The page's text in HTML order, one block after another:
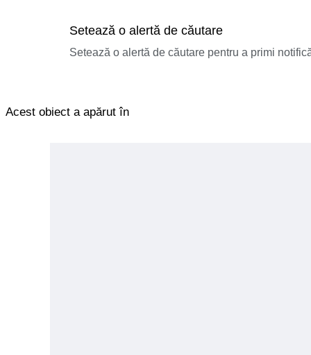
Setează o alertă de căutare
Setează o alertă de căutare pentru a primi
Acest obiect a apărut în